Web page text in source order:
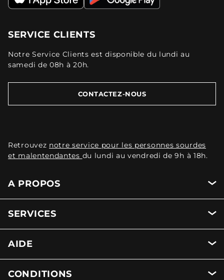
SERVICE CLIENTS
Notre Service Clients est disponible du lundi au
samedi de 08h à 20h.
CONTACTEZ-NOUS
Retrouvez notre service pour les personnes sourdes
et malentendantes du lundi au vendredi de 9h à 18h.
A PROPOS
SERVICES
AIDE
CONDITIONS